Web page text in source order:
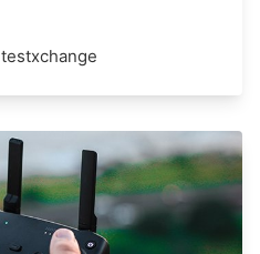
testxchange